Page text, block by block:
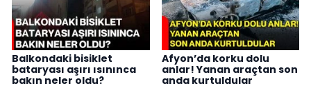
Balkondaki bisiklet
bataryası aşırı ısınınca
bakın neler oldu?
Afyon’da korku dolu
anlar! Yanan araçtan son
anda kurtuldular